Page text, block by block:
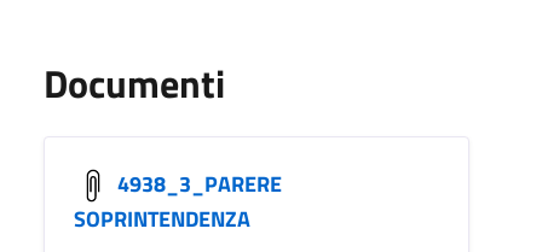
Documenti
4938_3_PARERE
SOPRINTENDENZA